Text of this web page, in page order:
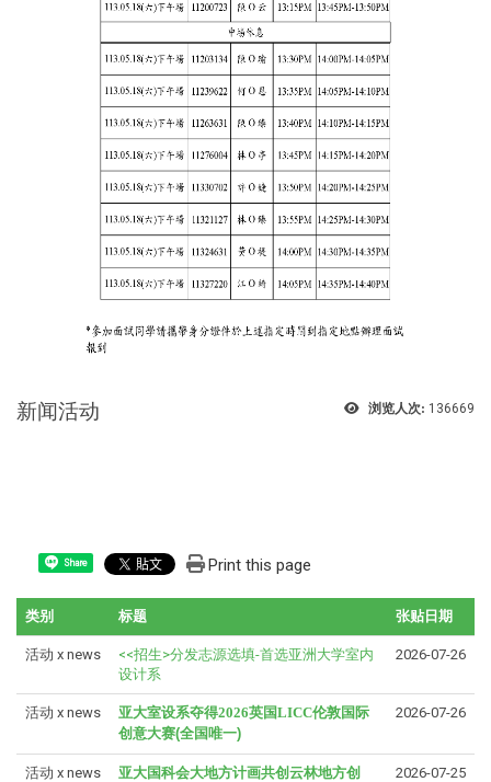
浏览人次: 136669
新闻活动
Share Print this page
类别 标题 张贴日期
活动 x news
<<招生>分发志源选填-首选亚洲大学室内
设计系
2026-07-26
活动 x news 亚大室设系夺得2026英国LICC伦敦国际
创意大赛(全国唯一)
2026-07-26
活动 x news
亚大国科会大地方计画共创云林地方创
2026-07-25